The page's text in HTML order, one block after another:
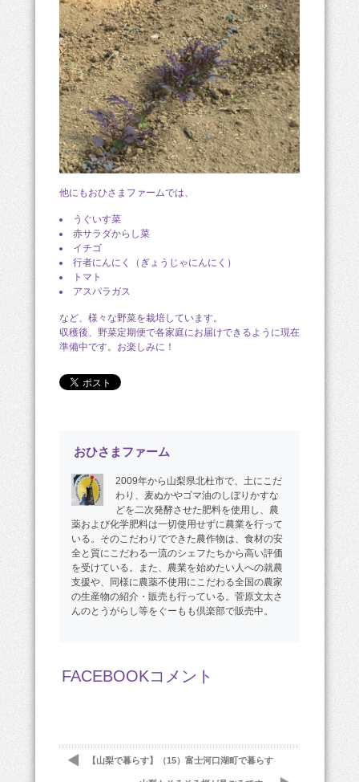
他にもおひさまファームでは、
うぐいす菜
赤サラダからし菜
イチゴ
行者にんにく（ぎょうじゃにんにく）
トマト
アスパラガス
など、様々な野菜を栽培しています。
収穫後、野菜定期便で各家庭にお届けできるように現在
準備中です。お楽しみに！
おひさまファーム
2009年から山梨県北杜市で、土にこだ
わり、麦ぬかやゴマ油のしぼりかすな
どを二次発酵させた肥料を使用し、農
薬および化学肥料は一切使用せずに農業を行って
いる。そのこだわりでできた農作物は、食材の安
全と質にこだわる一流のシェフたちから高い評価
を受けている。また、農業を始めたい人への就農
支援や、同様に農薬不使用にこだわる全国の農家
の生産物の紹介・販売も行っている。菅原文太さ
んのとうがらし等をぐーもも倶楽部で販売中。
FACEBOOKコメント
【山梨で暮らす】（15）富士河口湖町で暮らす